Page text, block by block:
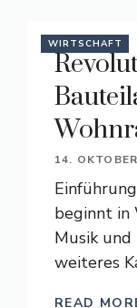
WIRTSCHAFT
14.
beginnt in
Musik
weiteres
READ